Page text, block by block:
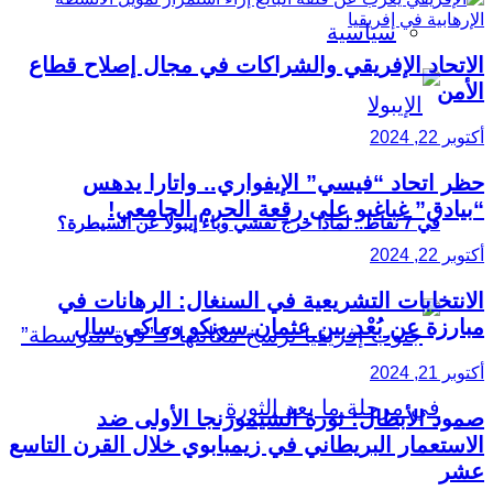
سياسية
في 7 نقاط.. لماذا خرج تفشي وباء إيبولا عن السيطرة؟
الاتحاد الإفريقي والشراكات في مجال إصلاح قطاع
الأمن
أكتوبر 22, 2024
حظر اتحاد “فيسي” الإيفواري.. واتارا يدهس
“بيادق” غباغبو على رقعة الحرم الجامعي!
أكتوبر 22, 2024
الانتخابات التشريعية في السنغال: الرهانات في
مبارزة عن بُعْد بين عثمان سونكو وماكي سال
أكتوبر 21, 2024
صمود الأبطال: ثورة الشيمورنجا الأولى ضد
الاستعمار البريطاني في زيمبابوي خلال القرن التاسع
عشر